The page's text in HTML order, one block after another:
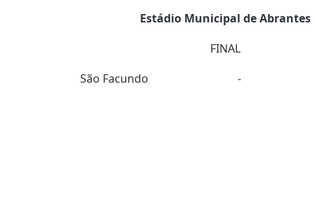
Estádio Municipal de Abrantes
FINAL
São Facundo
-